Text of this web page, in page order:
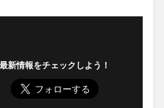
最新情報をチェックしよう！